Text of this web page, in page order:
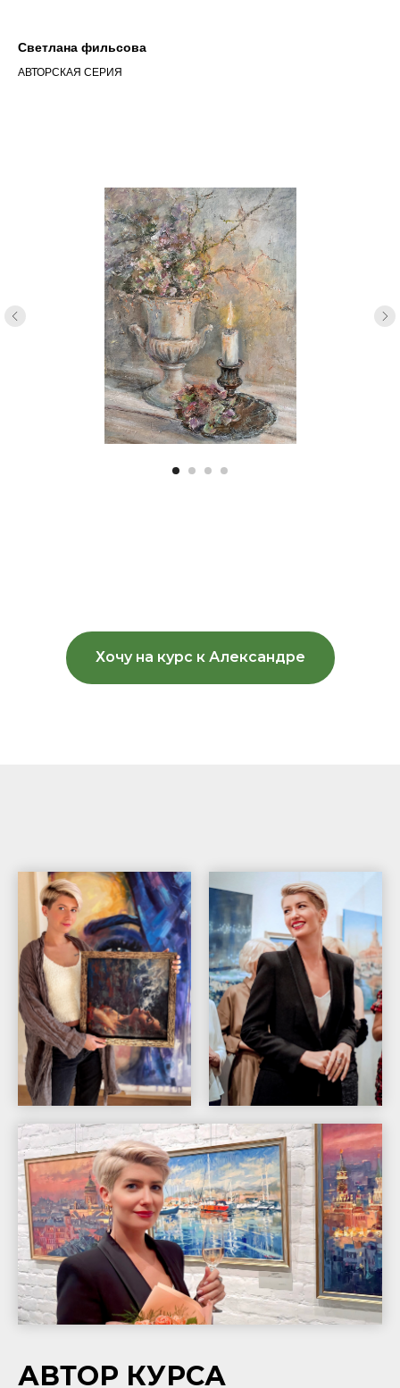
Светлана фильсова
АВТОРСКАЯ СЕРИЯ
Хочу на курс к Александре
АВТОР КУРСА